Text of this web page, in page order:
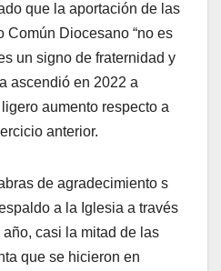
que la aportación de las
Común Diocesano “no es
un signo de fraternidad y
ascendió en 2022 a
aumento respecto a
anterior.
de agradecimiento s
a la Iglesia a través
casi la mitad de las
que se hicieron en